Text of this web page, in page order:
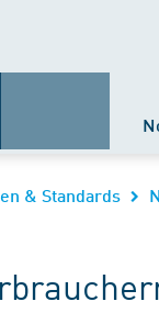
& Standards